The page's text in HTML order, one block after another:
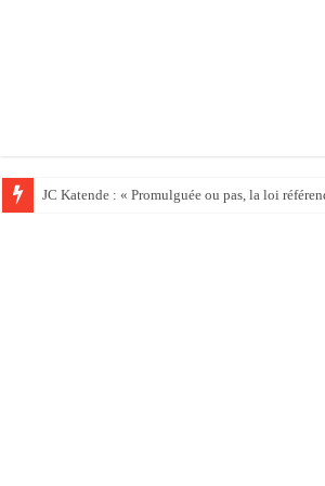
JC Katende : « Promulguée ou pas, la loi